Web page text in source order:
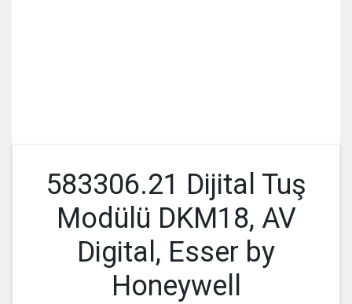
583306.21 Dijital Tuş
Modülü DKM18, AV
Digital, Esser by
Honeywell